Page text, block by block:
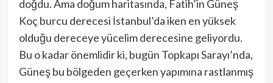
doğdu. Ama doğum haritasında, Fatih’in Güneş
Koç burcu derecesi İstanbul’da iken en yüksek
olduğu dereceye yücelim derecesine geliyordu.
Bu o kadar önemlidir ki, bugün Topkapı Sarayı’nda,
Güneş bu bölgeden geçerken yapımına rastlanmış